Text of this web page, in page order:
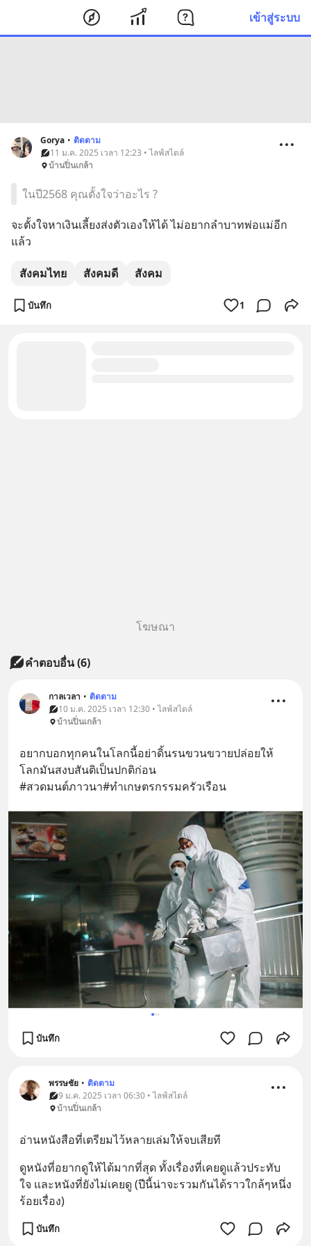
เข้าสู่ระบบ
Gorya • ติดตาม
11 ม.ค. 2025 เวลา 12:23 • ไลฟ์สไตล์
บ้านปิ่นเกล้า
ในปี2568 คุณตั้งใจว่าอะไร ?
จะตั้งใจหาเงินเลี้ยงส่งตัวเองให้ได้ ไม่อยากลำบาทพ่อแม่อีก
แล้ว
สังคมไทย สังคมดี สังคม
บันทึก 1
โฆษณา
คำตอบอื่น(6)
กาลเวลา • ติดตาม
10 ม.ค. 2025 เวลา 12:30 • ไลฟ์สไตล์
บ้านปิ่นเกล้า
อยากบอกทุกคนในโลกนี้อย่าดิ้นรนขวนขวายปล่อยให้
โลกมันสงบสันติเป็นปกติก่อน
#สวดมนต์ภาวนา#ทำเกษตรกรรมครัวเรือน
บันทึก
พรรษชัย • ติดตาม
9 ม.ค. 2025 เวลา 06:30 • ไลฟ์สไตล์
บ้านปิ่นเกล้า
อ่านหนังสือที่เตรียมไว้หลายเล่มให้จบเสียที
ดูหนังที่อยากดูให้ได้มากที่สุด ทั้งเรื่องที่เคยดูแล้วประทับ
ใจ และหนังที่ยังไม่เคยดู (ปีนี้น่าจะรวมกันได้ราวใกล้ๆหนึ่ง
ร้อยเรื่อง)
บันทึก